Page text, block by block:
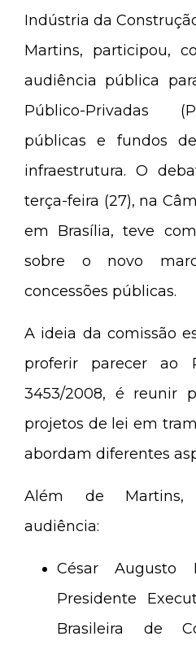
Indústria da
Martins, participou,
audiência pública
Público-Privadas
públicas e fundos
infraestrutura. O
terça-feira (27), na
em Brasília, teve
sobre o novo
concessões públicas.
A ideia da comissão
proferir parecer ao
3453/2008, é reunir
projetos de lei em
abordam diferentes
Além de Martins,
audiência:
César Augusto
Presidente
Brasileira de